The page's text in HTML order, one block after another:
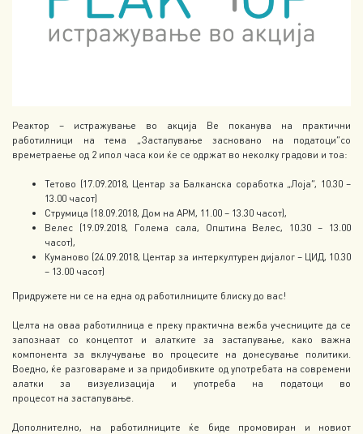
Реактор – истражување во акција Ве поканува на практични
работилници на тема „Застапување засновано на податоци“со
времетраење од 2 ипол часа кои ќе се одржат во неколку градови и тоа:
Тетово (17.09.2018, Центар за Балканска соработка „Лоја“, 10.30 –
13.00 часот)
Струмица (18.09.2018, Дом на АРМ, 11.00 – 13.30 часот),
Велес (19.09.2018, Голема сала, Општина Велес, 10.30 – 13.00
часот),
Куманово (24.09.2018, Центар за интеркултурен дијалог – ЦИД, 10.30
– 13.00 часот)
Придружете ни се на една од работилниците блиску до вас!
Целта на оваа работилница е преку практична вежба учесниците да се
запознаат со концептот и алатките за застапување, како важна
компонента за вклучување во процесите на донесување политики.
Воедно, ќе разговараме и за придобивките од употребата на современи
алатки за визуелизација и употреба на податоци во
процесот на застапување.
Дополнително, на работилниците ќе биде промовиран и новиот